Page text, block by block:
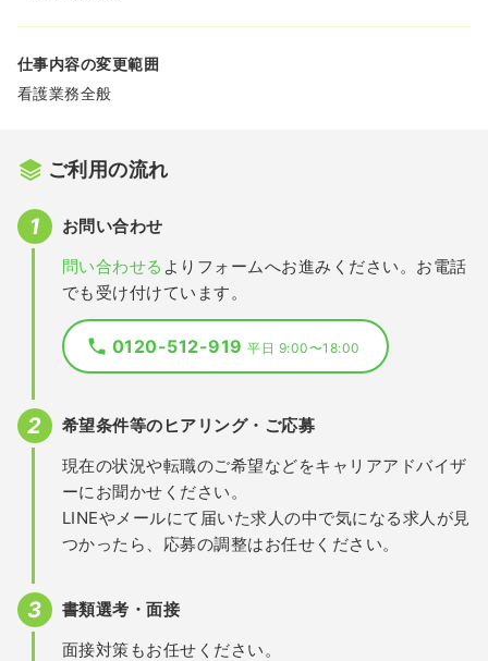
仕事内容の変更範囲
看護業務全般
ご利用の流れ
お問い合わせ
問い合わせる よりフォームへお進みください。お電話
でも受け付けています。
0120-512-919平日 9:00〜18:00
希望条件等のヒアリング・ご応募
現在の状況や転職のご希望などをキャリアアドバイザ
ーにお聞かせください。
LINEやメールにて届いた求人の中で気になる求人が見
つかったら、応募の調整はお任せください。
書類選考・面接
面接対策もお任せください。